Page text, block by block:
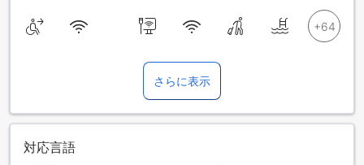
さらに表示
対応言語